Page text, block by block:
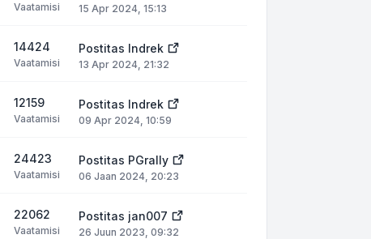
Vaatamisi 15 Apr 2024, 15:13
14424
Vaatamisi
Postitas Indrek
13 Apr 2024, 21:32
12159
Vaatamisi
Postitas Indrek
09 Apr 2024, 10:59
24423
Vaatamisi
Postitas PGrally
06 Jaan 2024, 20:23
22062
Vaatamisi
Postitas jan007
26 Juun 2023, 09:32